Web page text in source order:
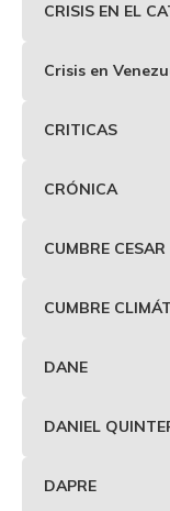
CRISIS EN EL
Crisis en
CRITICAS
CRÓNICA
CUMBRE
CUMBRE
DANE
DANIEL
DAPRE